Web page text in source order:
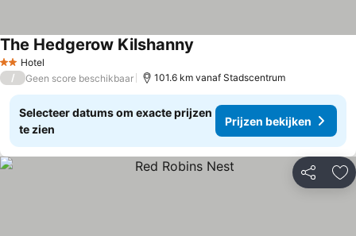
2 Sterren
Hotel
The Hedgerow Kilshanny
/ Geen score beschikbaar 101.6 km vanaf Stadscentrum
Selecteer datums om exacte prijzen
te zien
Prijzen bekijken
Delen